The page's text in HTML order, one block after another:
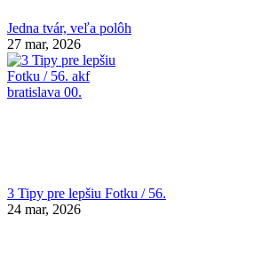
Jedna tvár, veľa polôh
27 mar, 2026
3 Tipy pre lepšiu Fotku / 56.
24 mar, 2026